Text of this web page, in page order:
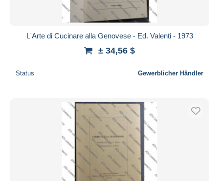
L'Arte di Cucinare alla Genovese - Ed. Valenti - 1973
± 34,56 $
Status Gewerblicher Händler